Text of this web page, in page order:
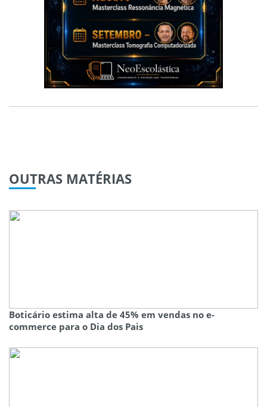
OUTRAS MATÉRIAS
Boticário estima alta de 45% em vendas no e-
commerce para o Dia dos Pais